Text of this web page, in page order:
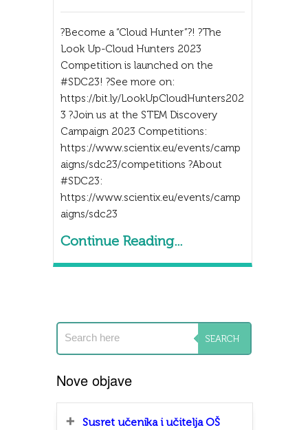
?Become a “Cloud Hunter”?! ?The
Look Up-Cloud Hunters 2023
Competition is launched on the
#SDC23! ?See more on:
https://bit.ly/LookUpCloudHunters202
3 ?Join us at the STEM Discovery
Campaign 2023 Competitions:
https://www.scientix.eu/events/camp
aigns/sdc23/competitions ?About
#SDC23:
https://www.scientix.eu/events/camp
aigns/sdc23
Continue Reading...
Nove objave
Susret učenika i učitelja OŠ